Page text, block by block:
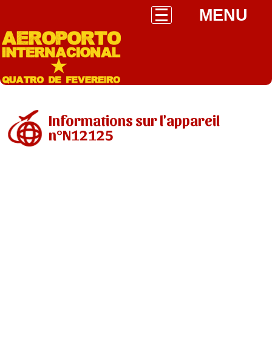
MENU
Informations sur l'appareil
n°N12125